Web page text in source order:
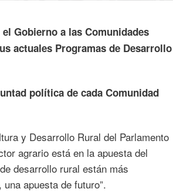
Gobierno a las Comunidades
actuales Programas de Desarrollo
política de cada Comunidad
y Desarrollo Rural del Parlamento
agrario está en la apuesta del
desarrollo rural están más
apuesta de futuro”.